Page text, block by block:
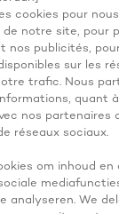
cookies pour
notre site, pour
nos publicités,
sur les
trafic. Nous
quant
nos partenaires
réseaux sociaux.
om inhoud
analyseren. We